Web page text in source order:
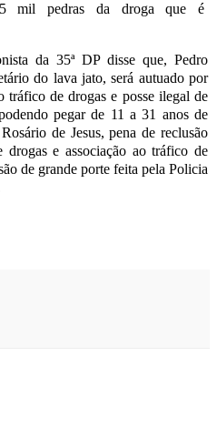
mil pedras da droga que é
da 35ª DP disse que, Pedro
do lava jato, será autuado por
tráfico de drogas e posse ilegal de
pegar de 11 a 31 anos de
de Jesus, pena de reclusão
e associação ao tráfico de
de grande porte feita pela Policia